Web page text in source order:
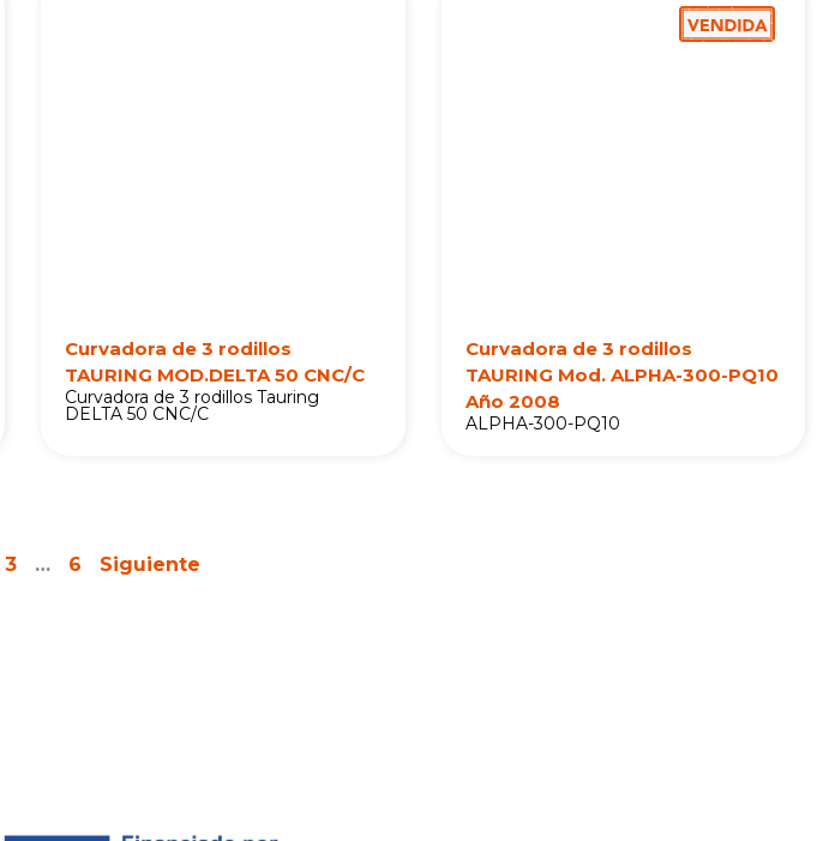
Curvadora de 3 rodillos
TAURING MOD.DELTA 50 CNC/C
Curvadora de 3 rodillos Tauring
DELTA 50 CNC/C
Curvadora de 3 rodillos
TAURING Mod. ALPHA-300-PQ10
Año 2008
ALPHA-300-PQ10
3 … 6 Siguiente